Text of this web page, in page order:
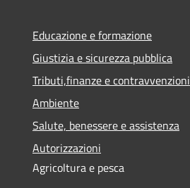
Educazione e formazione
Giustizia e sicurezza pubblica
Tributi,finanze e contravvenzioni
Ambiente
Salute, benessere e assistenza
Autorizzazioni
Agricoltura e pesca